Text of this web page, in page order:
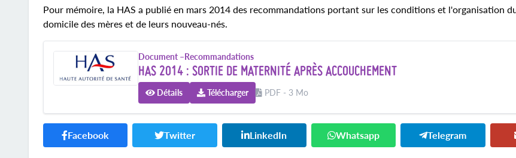
Pour mémoire, la HAS a publié en mars 2014 des recommandations portant sur les conditions et l'organisation
domicile des mères et de leurs nouveau-nés.
Document –Recommandations
HAS 2014 : SORTIE DE MATERNITÉ APRÈS ACCOUCHEMENT
Détails Télécharger PDF - 3 Mo
Facebook Twitter LinkedIn Whatsapp Telegram